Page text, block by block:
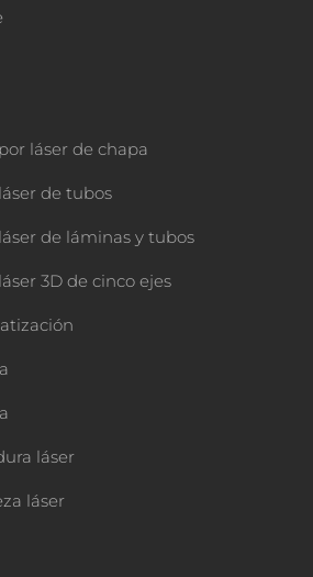
láser de chapa
de tubos
de láminas y tubos
3D de cinco ejes
láser
láser